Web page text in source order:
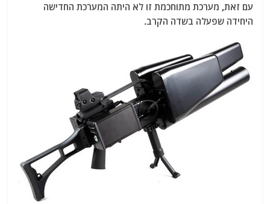
עם זאת, מערכת מתוחכמת זו לא היתה המערכת החדישה
היחידה שפעלה בשדה הקרב.